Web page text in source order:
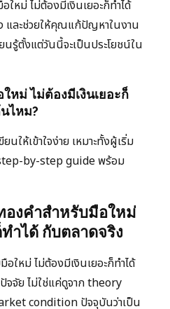
ใหม่ ไม่ต้องมีเงินเยอะก็ทำได้
และช่วยให้คุณแก้ปัญหาในงาน
นรู้ตั้งแต่วันนี้จะเป็นประโยชน์ใน
หม่ ไม่ต้องมีเงินเยอะก็
ไหม?
ให้เข้าใจง่าย เหมาะทั้งผู้เริ่ม
by-step guide พร้อม
องคำสำหรับมือใหม่
ำได้ กับตลาดจริง
ใหม่ ไม่ต้องมีเงินเยอะก็ทำได้
จจัย ไม่ใช่แค่ดูจาก theory
condition ปัจจุบันว่าเป็น